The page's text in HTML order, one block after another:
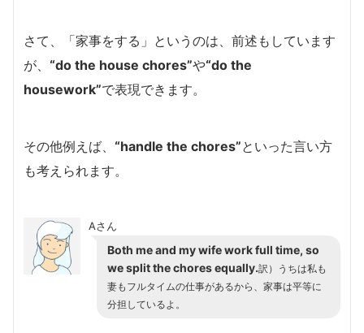
さて、「家事をする」というのは、前述もしています
が、 “do the house chores”や“do the
housework”で表現できます。
その他例えば、 “handle the chores”といった言い方
も考えられます。
Aさん
Both me and my wife work full time, so
we split the chores equally.訳）うちは私も
妻もフルタイムの仕事があるから、家事は平等に
分担しているよ。